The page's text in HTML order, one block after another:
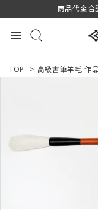
商品代金合
menu
TOP > 高級書筆羊毛 作